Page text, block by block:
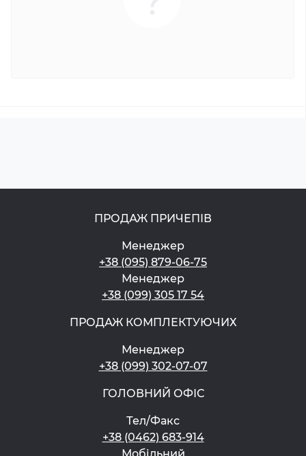
ПРОДАЖ ПРИЧЕПІВ
Менеджер
+38 (095) 879-06-75
Менеджер
+38 (099) 305 17 54
ПРОДАЖ КОМПЛЕКТУЮЧИХ
Менеджер
+38 (099) 302-07-07
ГОЛОВНИЙ ОФІС
Тел/Факс
+38 (0462) 683-914